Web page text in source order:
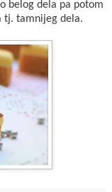
belog dela pa potom
tj. tamnijeg dela.